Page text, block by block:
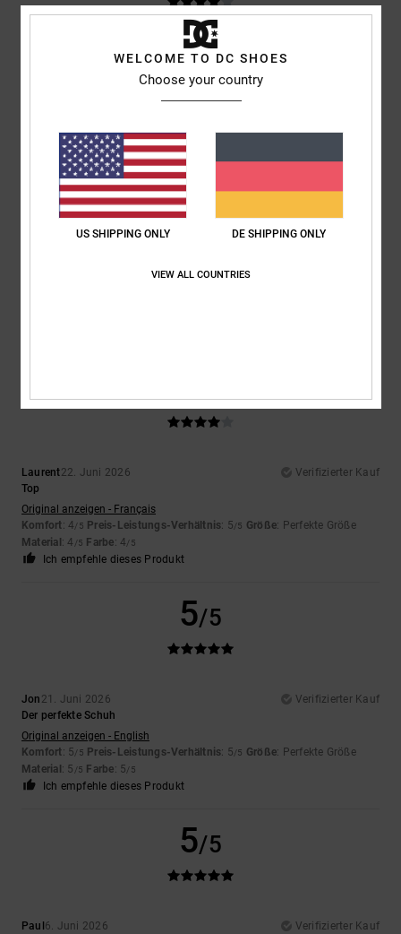
9. Juli 2026
Verifizierter Kauf
Original anzeigen - Dutch
Größe: KleinMaterial
5 /5
Original anzeigen - Français
Laurent22. Juni 2026
Verifizierter Kauf
Top
Original anzeigen - Français
Komfort: 4/5 Preis-Leistungs-Verhältnis: 5/5 Größe: Perfekte Größe
Material: 4 /5 Farbe: 4/5
Ich empfehle dieses Produkt
5/5
Jon 21. Juni 2026
Verifizierter Kauf
Der perfekte Schuh
Original anzeigen - English
Komfort: 5/5 Preis-Leistungs-Verhältnis: 5/5 Größe: Perfekte Größe
Material: 5 /5 Farbe: 5/5
Ich empfehle dieses Produkt
5/5
Paul6. Juni 2026
Verifizierter Kauf
WELCOME TO DC SHOES
Choose your country
US SHIPPING ONLY DE SHIPPING ONLY
VIEW ALL COUNTRIES